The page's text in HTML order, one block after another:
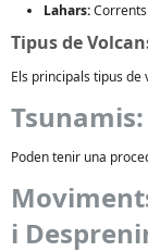
Lahars:
Tipus de
Els principals tipus de
Poden tenir una
i